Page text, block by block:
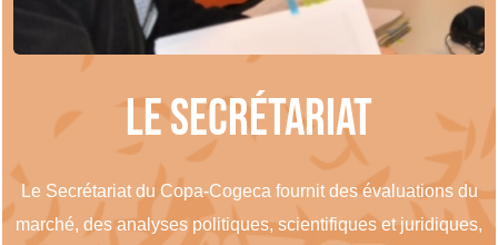
Le Secrétariat
Le Secrétariat du Copa-Cogeca fournit des évaluations du
marché, des analyses politiques, scientifiques et juridiques,